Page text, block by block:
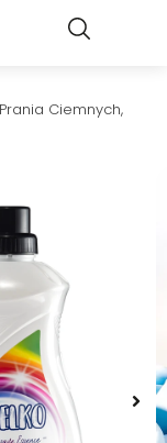
Ciemnych,